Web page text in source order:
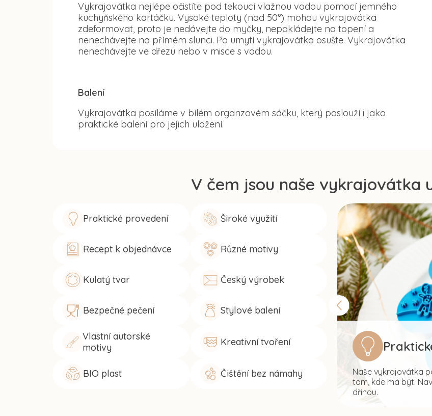
V čem jsou naše vykrajovátka
Praktické provedení Široké využití
Recept k objednávce Různé motivy
Kulatý tvar Český výrobek
Bezpečné pečení Stylové balení
Vlastní autorské
motivy
Kreativní tvoření
BIO plast Čištění bez námahy
Naše vykrajovátka
tam, kde má být.
dřinou.
Vykrajovátka nejlépe očistíte pod tekoucí vlažnou vodou pomocí jemného
kuchyňského kartáčku. Vysoké teploty (nad 50°) mohou vykrajovátka
zdeformovat, proto je nedávejte do myčky, nepokládejte na topení a
nenechávejte na přímém slunci. Po umytí vykrajovátka osušte. Vykrajovátka
nenechávejte ve dřezu nebo v misce s vodou.
Balení
Vykrajovátka posíláme v bílém organzovém sáčku, který poslouží i jako
praktické balení pro jejich uložení.